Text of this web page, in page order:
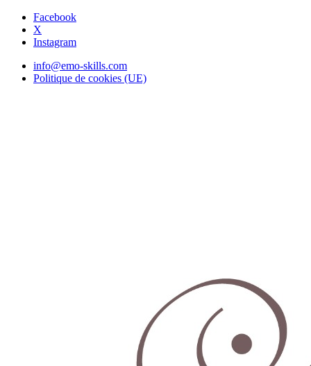
Facebook
X
Instagram
info@emo-skills.com
Politique de cookies (UE)